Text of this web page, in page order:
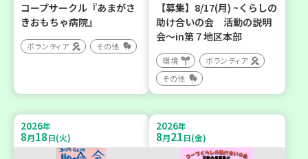
コープサークル『あまがさ
きおもちゃ病院』
ボランティア その他
【募集】8/17(月) ~くらしの
助け合いの会 活動の説明
会～in第７地区本部
環境
ボランティア
その他
2026年
8月18日(火)
2026年
8月21日(金)